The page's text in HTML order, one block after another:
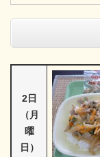
2日
（月
曜
日）